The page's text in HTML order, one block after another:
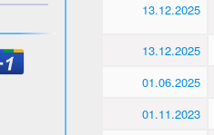
13.12.2025
13.12.2025
01.06.2025
01.11.2023